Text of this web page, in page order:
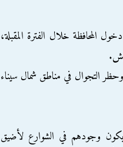
المحافظة خلال الفترة المقبلة،
التجوال في مناطق شمال سيناء
يكون وجودهم في الشوارع لأضيق